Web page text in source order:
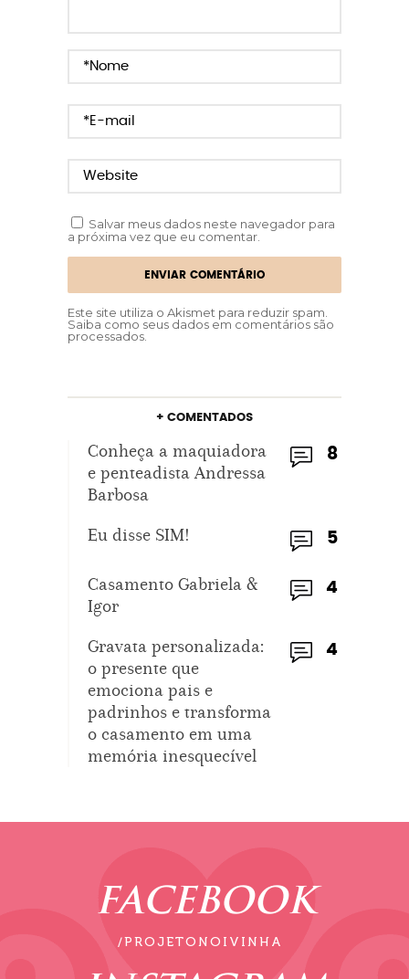
Salvar meus dados neste navegador para
a próxima vez que eu comentar.
Este site utiliza o Akismet para reduzir spam.
Saiba como seus dados em comentários são
processados
+ COMENTADOS
8
Conheça a maquiadora
e penteadista Andressa
Barbosa
5
Eu disse SIM!
4
Casamento Gabriela &
Igor
4
Gravata personalizada:
o presente que
emociona pais e
padrinhos e transforma
o casamento em uma
memória inesquecível
FACEBOOK
/PROJETONOIVINHA